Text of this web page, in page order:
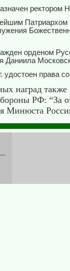
орденом
Даниила
удостоен права
наград
РФ: “За
Минюста
—